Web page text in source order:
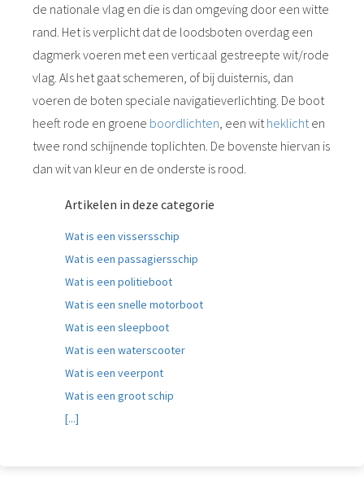
de nationale vlag en die is dan omgeving door een witte
rand. Het is verplicht dat de loodsboten overdag een
dagmerk voeren met een verticaal gestreepte wit/rode
vlag. Als het gaat schemeren, of bij duisternis, dan
voeren de boten speciale navigatieverlichting. De boot
heeft rode en groene boordlichten, een witheklichten
twee rond schijnende toplichten. De bovenste hiervan is
dan wit van kleur en de onderste is rood.
Artikelen in deze categorie
Wat is een vissersschip
Wat is een passagiersschip
Wat is een politieboot
Wat is een snelle motorboot
Wat is een sleepboot
Wat is een waterscooter
Wat is een veerpont
Wat is een groot schip
[...]